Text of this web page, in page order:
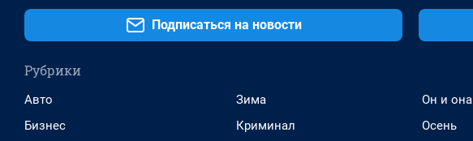
Подписаться на новости
Рубрики
Авто
Бизнес
Зима
Криминал
Он и она
Осень